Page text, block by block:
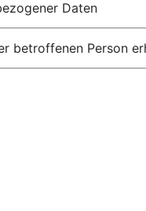
Daten
betroffenen Person